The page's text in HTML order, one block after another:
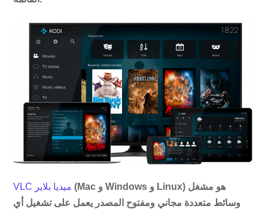
VLC ميديا ​​بلاير (Mac و Windows و Linux) هو مشغل
وسائط متعددة مجاني ومفتوح المصدر يعمل على تشغيل أي